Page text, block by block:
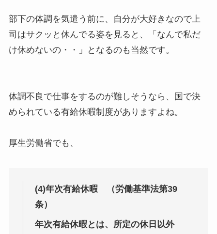
部下の体調を気遣う前に、自分が大好きなので上
司はサクッと休んでる姿を見ると、「なんで私だ
け休めないの・・」となるのも当然です。
体調不良で仕事をするのが難しそうなら、国で決
められている有給休暇制度がありますよね。
厚生労働省でも、
(4)年次有給休暇 （労働基準法第39
条）
年次有給休暇とは、所定の休日以外